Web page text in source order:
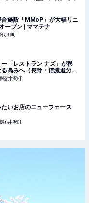
施設「MMoP」が大幅リニ
ープン | ママテナ
代田町
「レストラン ナズ」が移
高みへ（長野・信濃追分） |
軽井沢町
いお店のニューフェース
軽井沢町